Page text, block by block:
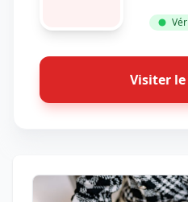
Visiter